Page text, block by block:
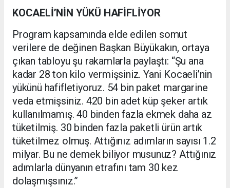
KOCAELİ’NİN YÜKÜ HAFİFLİYOR
Program kapsamında elde edilen somut
verilere de değinen Başkan Büyükakın, ortaya
çıkan tabloyu şu rakamlarla paylaştı: “Şu ana
kadar 28 ton kilo vermişsiniz. Yani Kocaeli’nin
yükünü hafifletiyoruz. 54 bin paket margarine
veda etmişsiniz. 420 bin adet küp şeker artık
kullanılmamış. 40 binden fazla ekmek daha az
tüketilmiş. 30 binden fazla paketli ürün artık
tüketilmez olmuş. Attığınız adımların sayısı 1.2
milyar. Bu ne demek biliyor musunuz? Attığınız
adımlarla dünyanın etrafını tam 30 kez
dolaşmışsınız.”